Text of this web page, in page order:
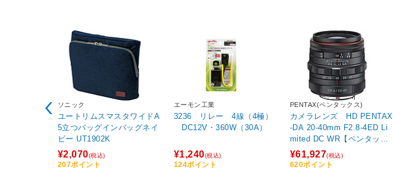
ソニック
ユートリムスマスタワイドA
5立つバッグインバッグネイ
ビー UT1902K
¥2,070(税込)
207ポイント
エーモン工業
3236 リレー 4線（4極）
DC12V・360W（30A）
¥1,240(税込)
124ポイント
PENTAX(ペンタックス)
カメラレンズ HD PENTAX
-DA 20-40mm F2.8-4ED Li
mited DC WR【ペンタック
スKマウント（APS-C用）】
（ブラック）
¥61,927(税込)
620ポイント